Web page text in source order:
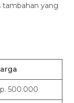
tambahan yang
500.000